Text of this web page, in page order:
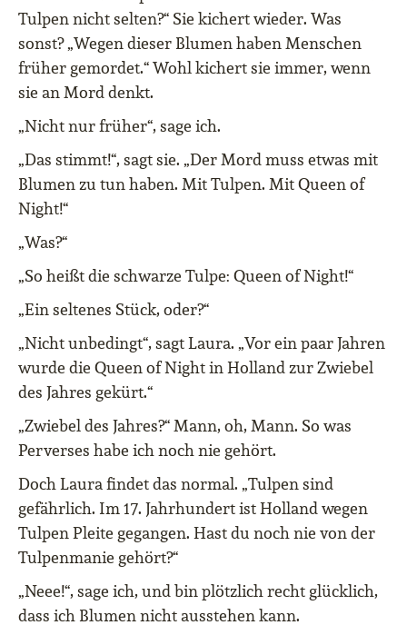
Tulpen nicht selten?“ Sie kichert wieder. Was
sonst? „Wegen dieser Blumen haben Menschen
früher gemordet.“ Wohl kichert sie immer, wenn
sie an Mord denkt.
„Nicht nur früher“, sage ich.
„Das stimmt!“, sagt sie. „Der Mord muss etwas mit
Blumen zu tun haben. Mit Tulpen. Mit Queen of
Night!“
„Was?“
„So heißt die schwarze Tulpe: Queen of Night!“
„Ein seltenes Stück, oder?“
„Nicht unbedingt“, sagt Laura. „Vor ein paar Jahren
wurde die Queen of Night in Holland zur Zwiebel
des Jahres gekürt.“
„Zwiebel des Jahres?“ Mann, oh, Mann. So was
Perverses habe ich noch nie gehört.
Doch Laura findet das normal. „Tulpen sind
gefährlich. Im 17. Jahrhundert ist Holland wegen
Tulpen Pleite gegangen. Hast du noch nie von der
Tulpenmanie gehört?“
„Neee!“, sage ich, und bin plötzlich recht glücklich,
dass ich Blumen nicht ausstehen kann.